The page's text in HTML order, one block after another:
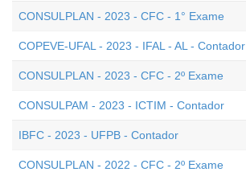
CONSULPLAN - 2023 - CFC - 1° Exame
COPEVE-UFAL - 2023 - IFAL - AL - Contador
CONSULPLAN - 2023 - CFC - 2º Exame
CONSULPAM - 2023 - ICTIM - Contador
IBFC - 2023 - UFPB - Contador
CONSULPLAN - 2022 - CFC - 2º Exame